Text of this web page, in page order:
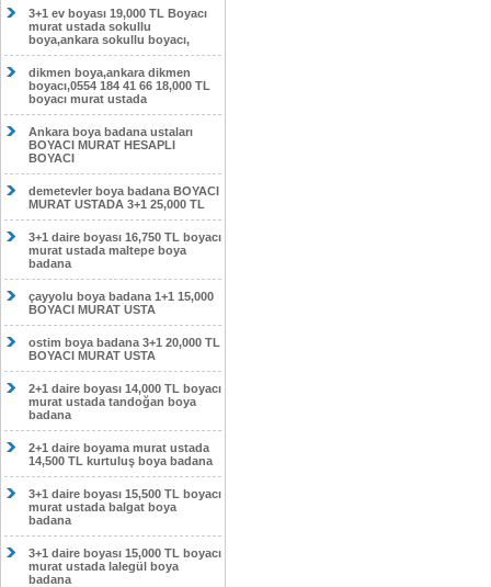
3+1 ev boyası 19,000 TL Boyacı
murat ustada sokullu
boya,ankara sokullu boyacı,
dikmen boya,ankara dikmen
boyacı,0554 184 41 66 18,000 TL
boyacı murat ustada
Ankara boya badana ustaları
BOYACI MURAT HESAPLI
BOYACI
demetevler boya badana BOYACI
MURAT USTADA 3+1 25,000 TL
3+1 daire boyası 16,750 TL boyacı
murat ustada maltepe boya
badana
çayyolu boya badana 1+1 15,000
BOYACI MURAT USTA
ostim boya badana 3+1 20,000 TL
BOYACI MURAT USTA
2+1 daire boyası 14,000 TL boyacı
murat ustada tandoğan boya
badana
2+1 daire boyama murat ustada
14,500 TL kurtuluş boya badana
3+1 daire boyası 15,500 TL boyacı
murat ustada balgat boya
badana
3+1 daire boyası 15,000 TL boyacı
murat ustada lalegül boya
badana